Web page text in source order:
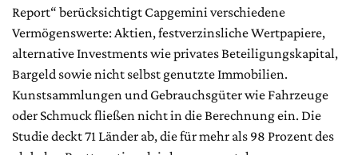
Report“ berücksichtigt Capgemini verschiedene
Vermögenswerte: Aktien, festverzinsliche Wertpapiere,
alternative Investments wie privates Beteiligungskapital,
Bargeld sowie nicht selbst genutzte Immobilien.
Kunstsammlungen und Gebrauchsgüter wie Fahrzeuge
oder Schmuck fließen nicht in die Berechnung ein. Die
Studie deckt 71 Länder ab, die für mehr als 98 Prozent des